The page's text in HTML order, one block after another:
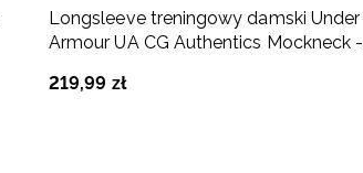
Longsleeve treningowy damski Under
Armour UA CG Authentics Mockneck -
219,99 zł